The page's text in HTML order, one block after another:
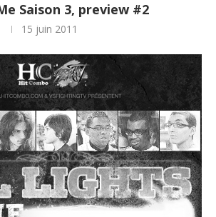
Saison 3, preview #2
15 juin 2011